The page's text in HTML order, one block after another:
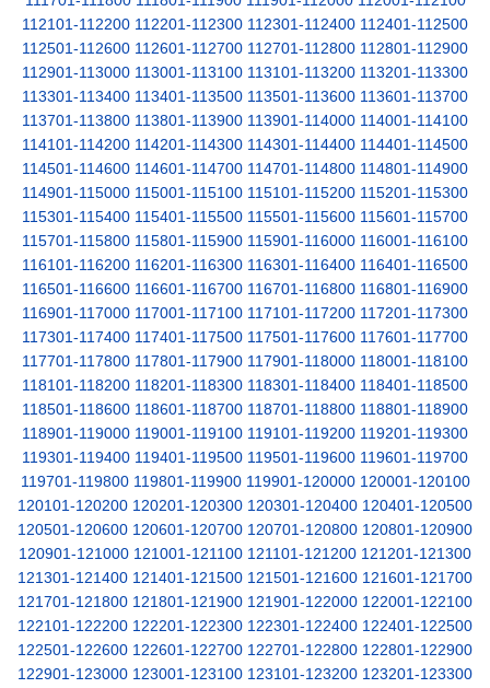
112101-112200 112201-112300 112301-112400 112401-112500
112501-112600 112601-112700 112701-112800 112801-112900
112901-113000 113001-113100 113101-113200 113201-113300
113301-113400 113401-113500 113501-113600 113601-113700
113701-113800 113801-113900 113901-114000 114001-114100
114101-114200 114201-114300 114301-114400 114401-114500
114501-114600 114601-114700 114701-114800 114801-114900
114901-115000 115001-115100 115101-115200 115201-115300
115301-115400 115401-115500 115501-115600 115601-115700
115701-115800 115801-115900 115901-116000 116001-116100
116101-116200 116201-116300 116301-116400 116401-116500
116501-116600 116601-116700 116701-116800 116801-116900
116901-117000 117001-117100 117101-117200 117201-117300
117301-117400 117401-117500 117501-117600 117601-117700
117701-117800 117801-117900 117901-118000 118001-118100
118101-118200 118201-118300 118301-118400 118401-118500
118501-118600 118601-118700 118701-118800 118801-118900
118901-119000 119001-119100 119101-119200 119201-119300
119301-119400 119401-119500 119501-119600 119601-119700
119701-119800 119801-119900 119901-120000 120001-120100
120101-120200 120201-120300 120301-120400 120401-120500
120501-120600 120601-120700 120701-120800 120801-120900
120901-121000 121001-121100 121101-121200 121201-121300
121301-121400 121401-121500 121501-121600 121601-121700
121701-121800 121801-121900 121901-122000 122001-122100
122101-122200 122201-122300 122301-122400 122401-122500
122501-122600 122601-122700 122701-122800 122801-122900
122901-123000 123001-123100 123101-123200 123201-123300